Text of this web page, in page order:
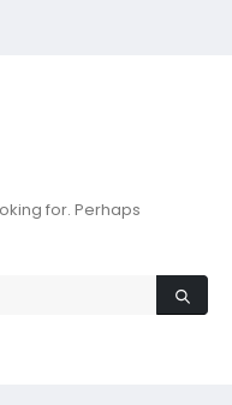
for. Perhaps